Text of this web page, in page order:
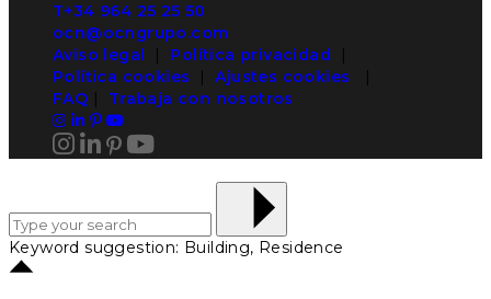
T+34 964 25 25 50
ocn@ocngrupo.com
Aviso legal
Política privacidad
Política cookies |Ajustes cookies
FAQ
Trabaja con nosotros
Keyword suggestion: Building, Residence